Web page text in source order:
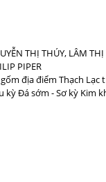
THỊ THÚY, LÂM
PIPER
địa điểm Thạch Lạc
kỳ Đá sớm - Sơ kỳ Kim